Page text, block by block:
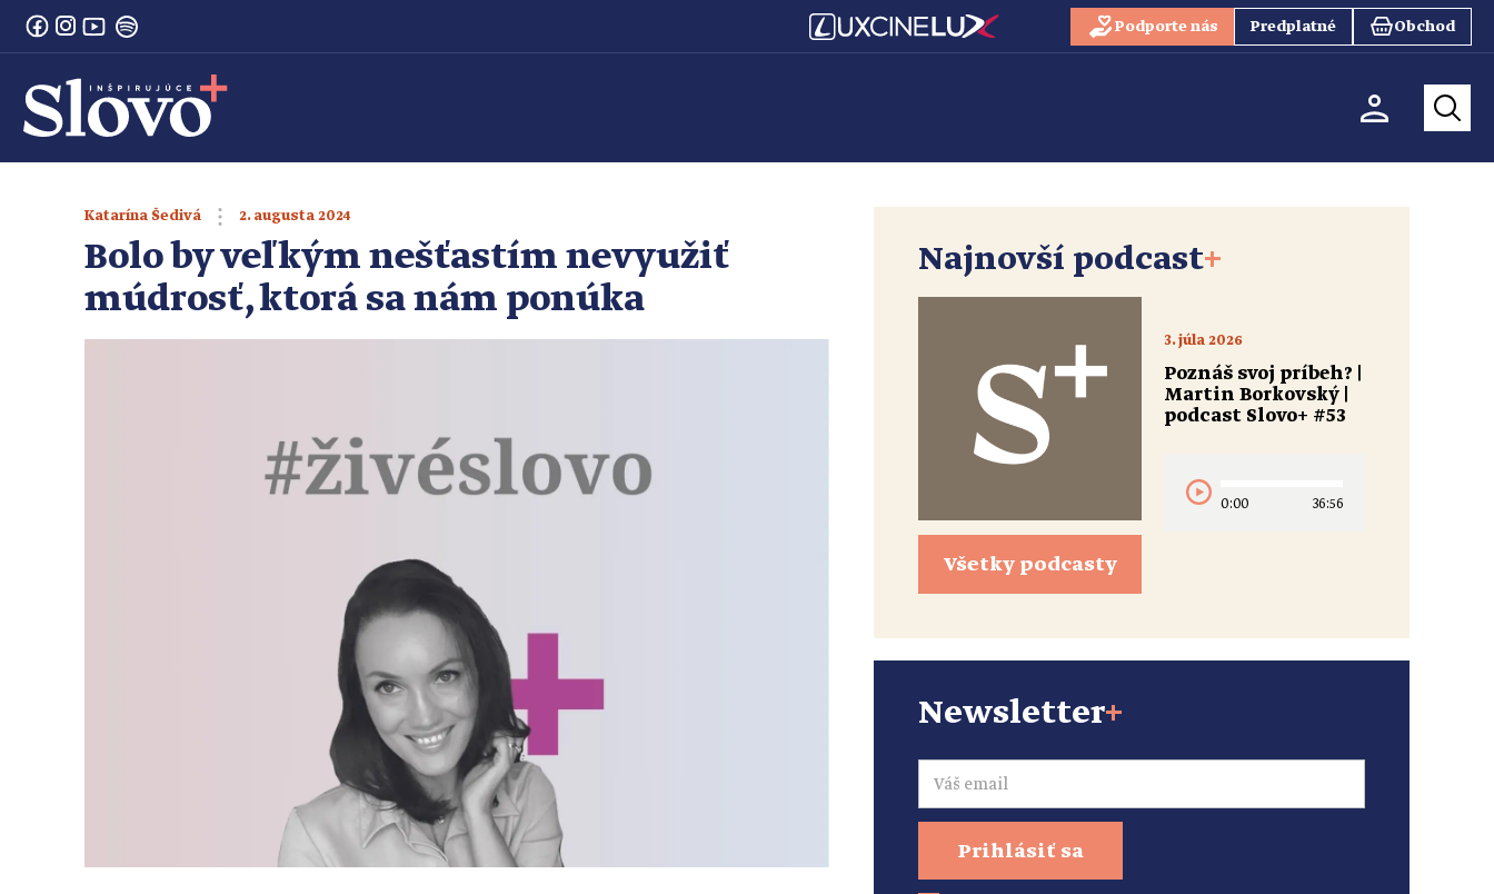
Podporte nás Predplatné Obchod
Katarína Šedivá 2. augusta 2024
Bolo by veľkým nešťastím nevyužiť
múdrosť, ktorá sa nám ponúka
Najnovší podcast+
Všetky podcasty
3. júla 2026
Poznáš svoj príbeh? |
Martin Borkovský |
podcast Slovo+ #53
0:00 36:56
Newsletter+
Email
Prihlásiť sa